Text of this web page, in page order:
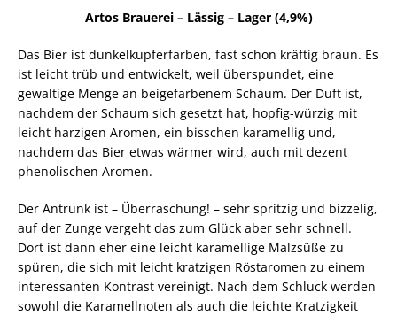
Artos Brauerei – Lässig – Lager (4,9%)
Das Bier ist dunkelkupferfarben, fast schon kräftig braun. Es
ist leicht trüb und entwickelt, weil überspundet, eine
gewaltige Menge an beigefarbenem Schaum. Der Duft ist,
nachdem der Schaum sich gesetzt hat, hopfig-würzig mit
leicht harzigen Aromen, ein bisschen karamellig und,
nachdem das Bier etwas wärmer wird, auch mit dezent
phenolischen Aromen.
Der Antrunk ist – Überraschung! – sehr spritzig und bizzelig,
auf der Zunge vergeht das zum Glück aber sehr schnell.
Dort ist dann eher eine leicht karamellige Malzsüße zu
spüren, die sich mit leicht kratzigen Röstaromen zu einem
interessanten Kontrast vereinigt. Nach dem Schluck werden
sowohl die Karamellnoten als auch die leichte Kratzigkeit